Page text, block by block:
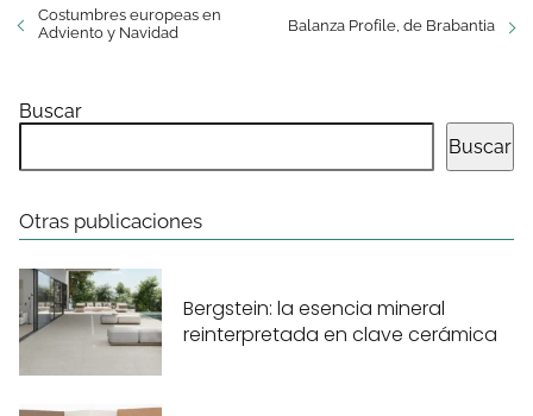
Costumbres europeas en
Adviento y Navidad
Balanza Profile, de Brabantia
Buscar
Buscar
Otras publicaciones
Bergstein: la esencia mineral
reinterpretada en clave cerámica